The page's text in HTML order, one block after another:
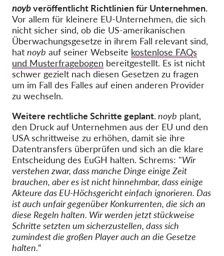
noybveröffentlicht Richtlinien für Unternehmen.
Vor allem für kleinere EU-Unternehmen, die sich
nicht sicher sind, ob die US-amerikanischen
Überwachungsgesetze in ihrem Fall relevant sind,
hat noyb auf seiner Webseite kostenlose FAQs
und Musterfragebogen bereitgestellt. Es ist nicht
schwer gezielt nach diesen Gesetzen zu fragen
um im Fall des Falles auf einen anderen Provider
zu wechseln.
Weitere rechtliche Schritte geplant.noyb plant,
den Druck auf Unternehmen aus der EU und den
USA schrittweise zu erhöhen, damit sie ihre
Datentransfers überprüfen und sich an die klare
Entscheidung des EuGH halten. Schrems: "Wir
verstehen zwar, dass manche Dinge einige Zeit
brauchen, aber es ist nicht hinnehmbar, dass einige
Akteure das EU-Höchsgericht einfach ignorieren. Das
ist auch unfair gegenüber Konkurrenten, die sich an
diese Regeln halten. Wir werden jetzt stückweise
Schritte setzten um sicherzustellen, dass sich
zumindest die großen Player auch an die Gesetze
halten.“